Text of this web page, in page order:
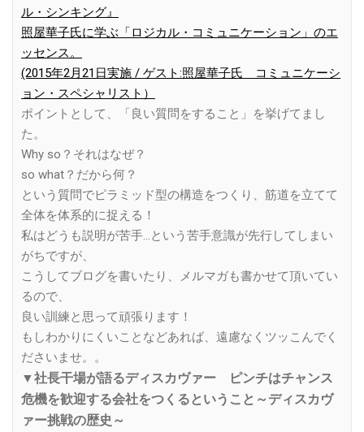
ル・シンキング』
照屋華子氏に学ぶ「ロジカル・コミュニケーション」のエ
ッセンス。
(2015年2月21日実施 / ゲスト:照屋華子氏 コミュニケーシ
ョン・スペシャリスト）
ポイントとして、「良い質問をすること」を挙げてまし
た。
Why so？それはなぜ？
so what？だから何？
という質問でピラミッド型の構造をつくり、筋道を立てて
全体を体系的に捉える！
私はどうも説明が苦手…という苦手意識が先行してしまい
がちですが、
こうしてブログを書いたり、メルマガも書かせて頂いてい
るので、
良い訓練と思って頑張ります！
もしわかりにくいことなどあれば、遠慮なくツッこんでく
ださいませ。。
▼社長干場が語るディスカヴァー
ピンチはチャンス
危機を歓迎する会社をつくるということ～ディスカヴ
ァー挑戦の歴史～